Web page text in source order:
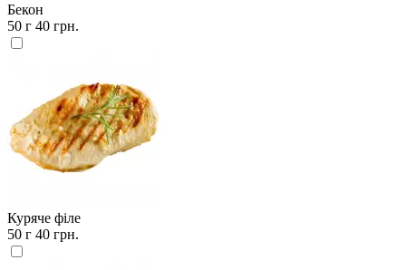
Бекон
50 г 40 грн.
Куряче філе
50 г 40 грн.